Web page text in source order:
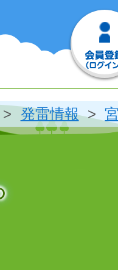
発雷情報